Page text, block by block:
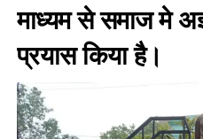
माध्यम से समाज मे
प्रयास किया है।